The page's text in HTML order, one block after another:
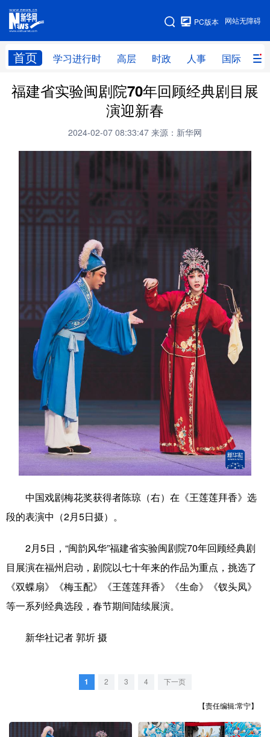
网站无障碍
PC版本
首页 学习进行时 高层 时政 人事 国际 财
网站地图
学习进行时 高层 时政 人事
财经 网评
文化 书画 健康
访谈
中央文件
人居
乡村振兴 银龄 溯源中国
城市 旅游 能源 会展
彩票 娱乐 时尚 悦读
公益 亚太网
文化产业
地方频道
河北 山西
辽宁 吉林 上海 江苏
浙江 安徽
山东 河南 湖北 湖南
广东 广西 海南 重庆
四川 贵州 云南 西藏
新疆 内蒙古
福建省实验闽剧院70年回顾经典剧目展
演迎新春
2024-02-07 08:33:47 来源：新华网
中国戏剧梅花奖获得者陈琼（右）在《王莲莲拜香》选
段的表演中（2月5日摄）。
2月5日，“闽韵风华”福建省实验闽剧院70年回顾经典剧
目展演在福州启动，剧院以七十年来的作品为重点，挑选了
《双蝶扇》《梅玉配》《王莲莲拜香》《生命》《钗头凤》
等一系列经典选段，春节期间陆续展演。
新华社记者 郭圻 摄
1 2 3 4 下一页
【责任编辑:常宁】